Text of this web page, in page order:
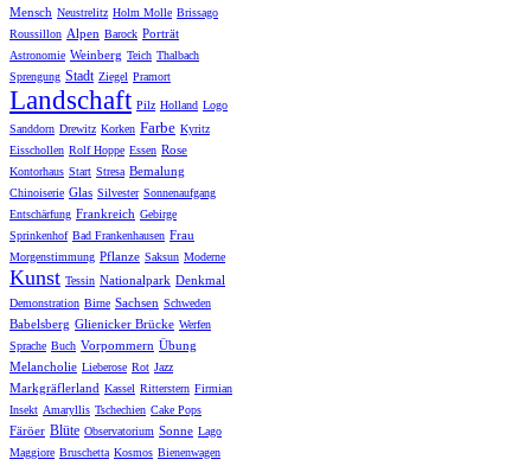
Mensch Neustrelitz Holm Molle Brissago
Roussillon Alpen Barock Porträt
Astronomie Weinberg Teich Thalbach
Sprengung Stadt Ziegel Pramort
Landschaft Pilz Holland Logo
Sanddorn Drewitz Korken Farbe Kyritz
Eisschollen Rolf Hoppe Essen Rose
Kontorhaus Start Stresa Bemalung
Chinoiserie Glas Silvester Sonnenaufgang
Entschärfung Frankreich Gebirge
Sprinkenhof Bad Frankenhausen Frau
Morgenstimmung Pflanze Saksun Moderne
Kunst Tessin Nationalpark Denkmal
Demonstration Birne Sachsen Schweden
Babelsberg Glienicker Brücke Werfen
Sprache Buch Vorpommern Übung
Melancholie Lieberose Rot Jazz
Markgräflerland Kassel Ritterstern Firmian
Insekt Amaryllis Tschechien Cake Pops
Färöer Blüte Observatorium Sonne Lago
Maggiore Bruschetta Kosmos Bienenwagen